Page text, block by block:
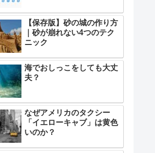
【保存版】砂の城の作り方
｜砂が崩れない4つのテク
ニック
海でおしっこをしても大丈
夫？
なぜアメリカのタクシー
「イエローキャブ」は黄色
いのか？